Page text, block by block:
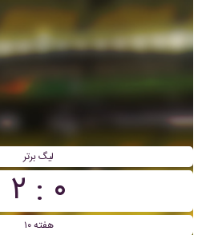
لیگ برتر
۰ : ۲
هفته ۱۰